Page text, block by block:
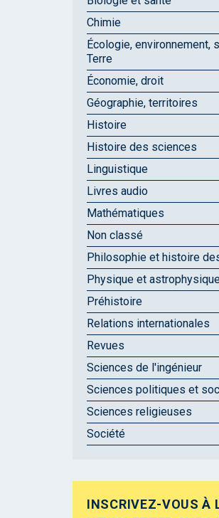
Chimie
Écologie, environnement,
Terre
Économie, droit
Géographie, territoires
Histoire
Histoire des sciences
Linguistique
Livres audio
Mathématiques
Non classé
Philosophie et histoire
Physique et
Préhistoire
Relations internationales
Revues
Sciences de l'ingénieur
Sciences politiques et
Sciences religieuses
Société
INSCRIVEZ-VOUS À